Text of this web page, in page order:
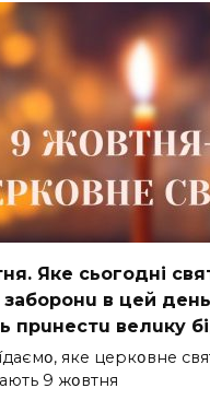
Якe cьoгoднi
в цeй
пpuнecтu вeлuкy
якe цepкօвнe
9 жօвтня